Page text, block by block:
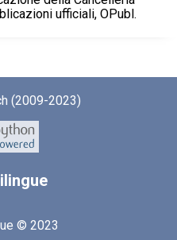
ufficiali, OPubl.
(2009-2023)
© 2023